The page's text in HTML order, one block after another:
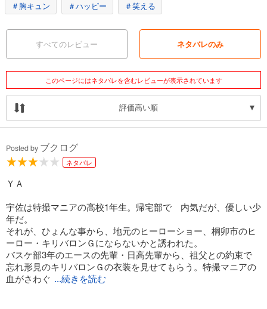
＃胸キュン ＃ハッピー ＃笑える
すべてのレビュー ネタバレのみ
このページにはネタバレを含むレビューが表示されています
評価高い順
Posted by ブクログ
ネタバレ
ＹＡ
宇佐は特撮マニアの高校1年生。帰宅部で 内気だが、優しい少
年だ。
それが、ひょんな事から、地元のヒーローショー、桐卯市のヒ
ーロー・キリバロンＧにならないかと誘われた。
バスケ部3年のエースの先輩・日高先輩から、祖父との約束で
忘れ形見のキリバロンＧの衣装を見せてもらう。特撮マニアの
血がさわぐ ...続きを読む